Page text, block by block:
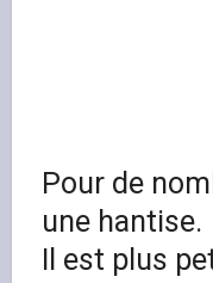
Pour de
une hantise.
Il est plus